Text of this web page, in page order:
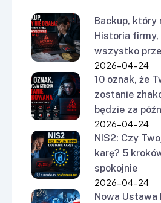
Backup, który
Historia
wszystko
2026-04-24
10 oznak, że
zostanie
będzie za
2026-04-24
NIS2: Czy
karę? 5
spokojnie
2026-04-24
Nowa Ustawa